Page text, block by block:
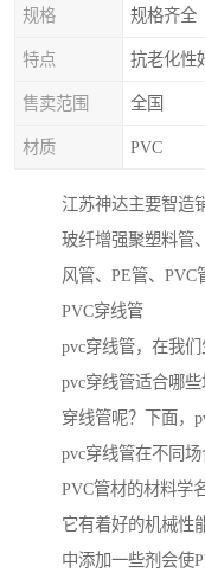
规格 规格齐全
特点 抗老化性
售卖范围 全国
材质 PVC
江苏神达主要智造
玻纤增强聚塑料管
风管、PE管、PVC
PVC穿线管
pvc穿线管，在我
pvc穿线管适合哪
穿线管呢？下面，
pvc穿线管在不同
PVC管材的材料学
它有着好的机械性
中添加一些剂会使